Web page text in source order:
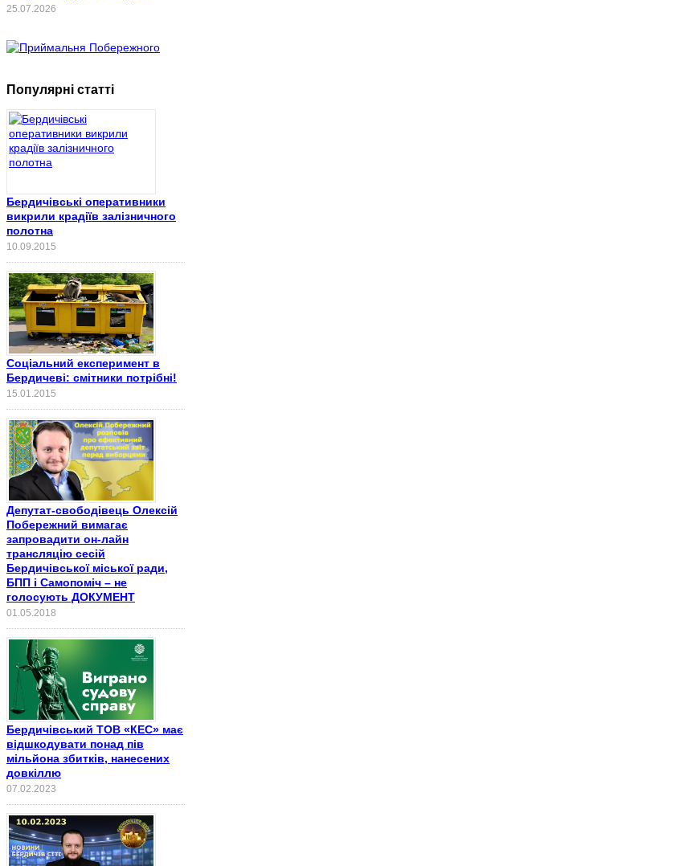
25.07.2026
Популярні статті
Бердичівські оперативники
викрили крадіїв залізничного
полотна
10.09.2015
Соціальний експеримент в
Бердичеві: смітники потрібні!
15.01.2015
Депутат-свободівець Олексій
Побережний вимагає
запровадити он-лайн
трансляцію сесій
Бердичівської міської ради,
БПП і Самопоміч – не
голосують ДОКУМЕНТ
01.05.2018
Бердичівський ТОВ «КЕС» має
відшкодувати понад пів
мільйона збитків, нанесених
довкіллю
07.02.2023